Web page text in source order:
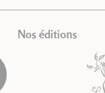
Nos éditions